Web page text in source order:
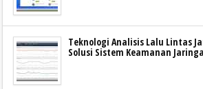
Teknologi Analisis Lalu Lintas
Solusi Sistem Keamanan